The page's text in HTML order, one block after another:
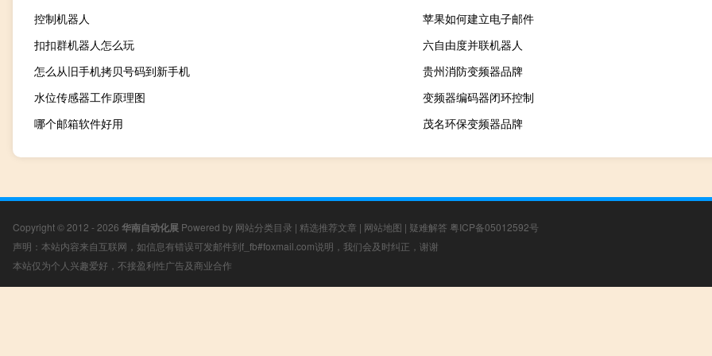
控制机器人
苹果如何建立电子邮件
扣扣群机器人怎么玩
六自由度并联机器人
怎么从旧手机拷贝号码到新手机
贵州消防变频器品牌
水位传感器工作原理图
变频器编码器闭环控制
哪个邮箱软件好用
茂名环保变频器品牌
Copyright © 2012 - 2026 华南自动化展 Powered by 网站分类目录 | 精选推荐文章 | 网站地图 | 疑难解答 粤ICP备05012592号
声明：本站内容来自互联网，如信息有错误可发邮件到f_fb#foxmail.com说明，我们会及时纠正，谢谢
本站仅为个人兴趣爱好，不接盈利性广告及商业合作